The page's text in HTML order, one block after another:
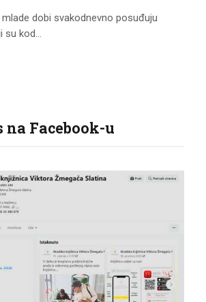
dobi svakodnevno posuđuju
su kod…
na Facebook-u